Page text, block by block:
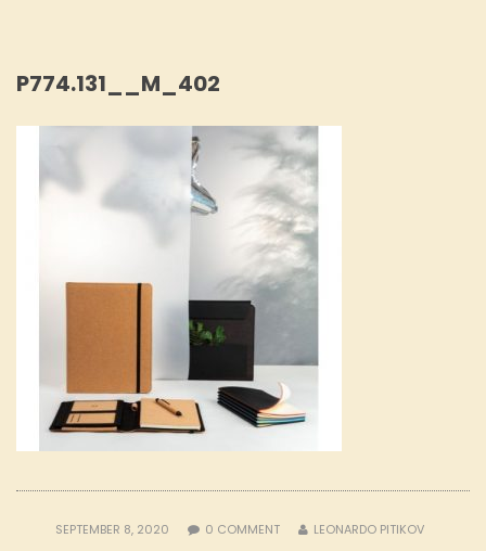
P774.131__M_402
SEPTEMBER 8, 2020 0 COMMENT LEONARDO PITIKOV